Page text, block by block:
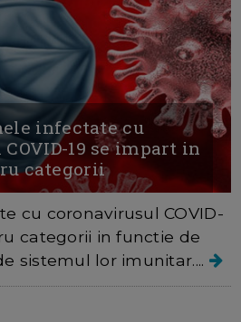
infectate cu
19 se impart in
categorii
cu coronavirusul COVID-
categorii in functie de
sistemul lor imunitar....